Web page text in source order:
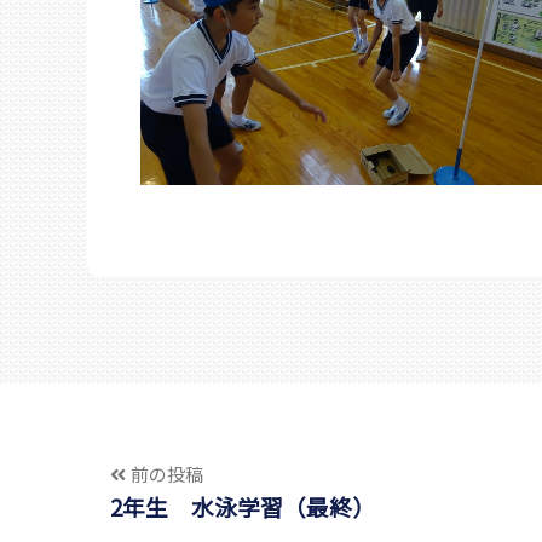
前の投稿
2年生 水泳学習（最終）